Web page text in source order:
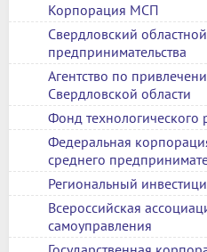
Корпорация МСП
Свердловский
предпринимательства
Агентство по
Свердловской области
Фонд
Федеральная
среднего
Региональный
Всероссийская
самоуправления